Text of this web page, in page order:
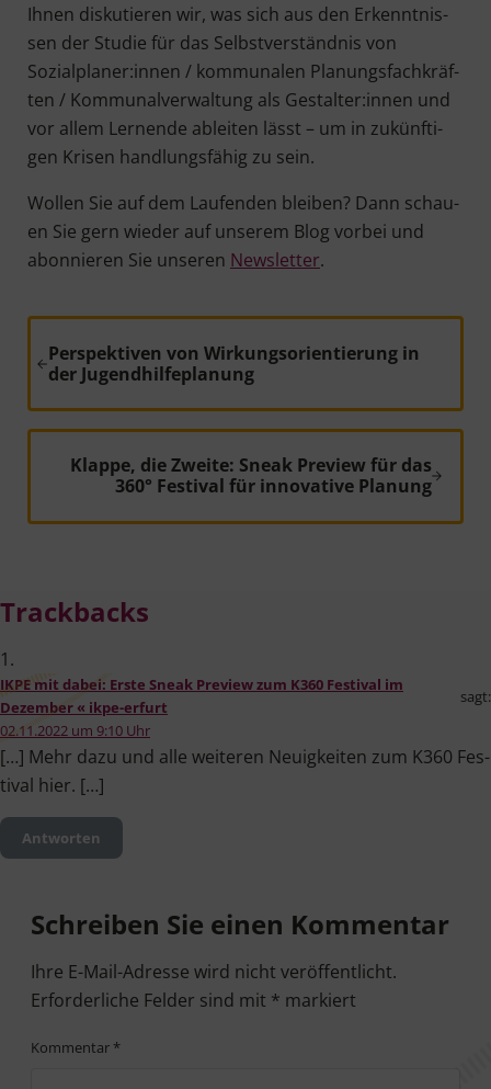
Ihnen dis­ku­tie­ren wir, was sich aus den Erkennt­nis­
sen der Stu­die für das Selbst­ver­ständ­nis von
Sozialplaner:innen / kom­mu­na­len Pla­nungs­fach­kräf­
ten / Kom­mu­nal­ver­wal­tung als Gestalter:innen und
vor allem Ler­nen­de ablei­ten lässt – um in zukünf­ti­
gen Kri­sen hand­lungs­fä­hig zu sein.
Wol­len Sie auf dem Lau­fen­den blei­ben? Dann schau­
en Sie gern wie­der auf unse­rem Blog vor­bei und
abon­nie­ren Sie unse­ren News­let­ter.
Perspektiven von Wirkungsorientierung in
der Jugendhilfeplanung
Klappe, die Zweite: Sneak Preview für das
360° Festival für innovative Planung
Trackbacks
IKPE mit dabei: Erste Sneak Preview zum K360 Festival im
Dezember « ikpe-erfurt
sagt:
02.11.2022 um 9:10 Uhr
[…] Mehr dazu und alle wei­te­ren Neu­ig­kei­ten zum K360 Fes­
ti­val hier. […]
Antworten
Schreiben Sie einen Kommentar
Ihre E-Mail-Adresse wird nicht veröffentlicht.
Erforderliche Felder sind mit * markiert
Kommentar *